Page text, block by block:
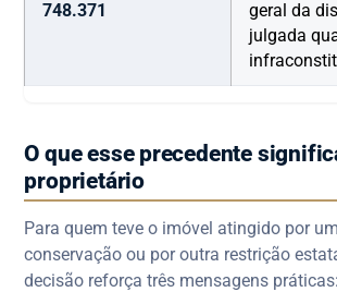
748.371
geral da
julgada
O que esse precedente
proprietário
Para quem teve o imóvel atingido por
conservação ou por outra restrição
decisão reforça três mensagens práticas: